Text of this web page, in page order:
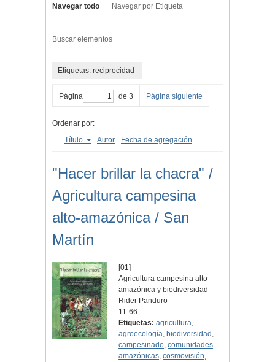
Navegar todo Navegar por Etiqueta
Buscar elementos
Etiquetas: reciprocidad
Página de 3 Página siguiente
Ordenar por:
Título
Autor Fecha de agregación
"Hacer brillar la chacra" /
Agricultura campesina
alto-amazónica / San
Martín
[01]
Agricultura campesina alto
amazónica y biodiversidad
Rider Panduro
11-66
Etiquetas: agricultura,
agroecología, biodiversidad ,
campesinado,comunidades
amazónicas,cosmovisión,